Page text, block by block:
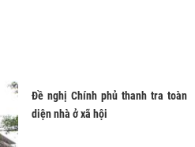
Đề nghị Chính phủ thanh tra toàn
diện nhà ở xã hội